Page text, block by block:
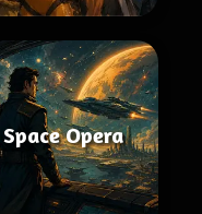
Space Opera